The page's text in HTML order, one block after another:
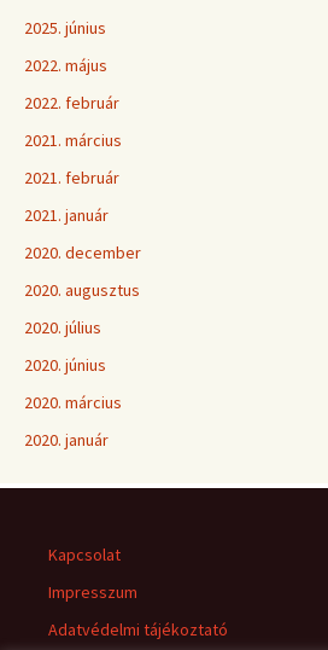
2025. június
2022. május
2022. február
2021. március
2021. február
2021. január
2020. december
2020. augusztus
2020. július
2020. június
2020. március
2020. január
Kapcsolat
Impresszum
Adatvédelmi tájékoztató